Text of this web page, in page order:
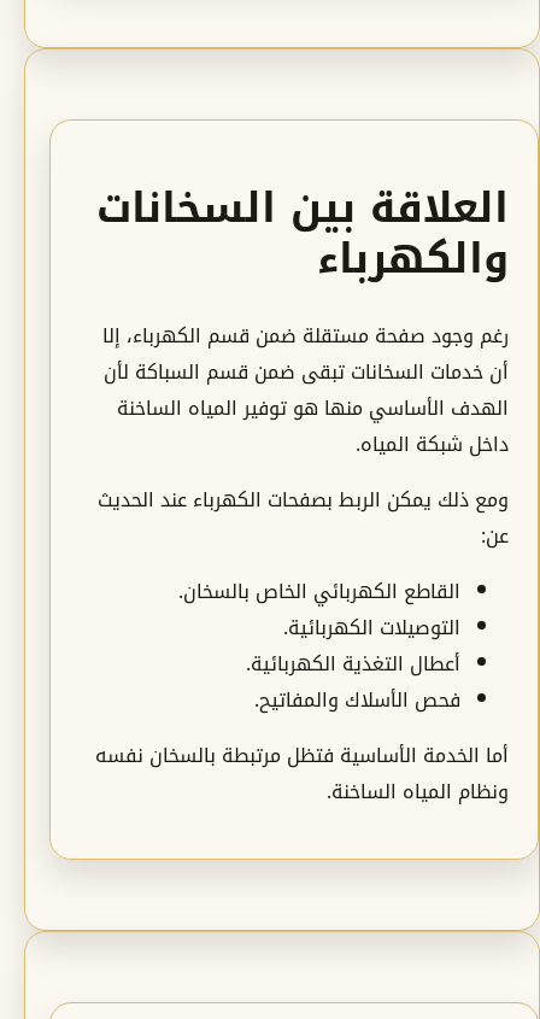
العلاقة بين السخانات
والكهرباء
رغم وجود صفحة مستقلة ضمن قسم الكهرباء، إلا
أن خدمات السخانات تبقى ضمن قسم السباكة لأن
الهدف الأساسي منها هو توفير المياه الساخنة
داخل شبكة المياه.
ومع ذلك يمكن الربط بصفحات الكهرباء عند الحديث
عن:
القاطع الكهربائي الخاص بالسخان.
التوصيلات الكهربائية.
أعطال التغذية الكهربائية.
فحص الأسلاك والمفاتيح.
أما الخدمة الأساسية فتظل مرتبطة بالسخان نفسه
ونظام المياه الساخنة.